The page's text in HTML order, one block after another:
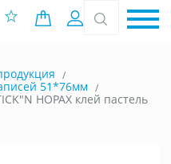
0 позиций
Вход
51*76мм
HOPAX клей пастель